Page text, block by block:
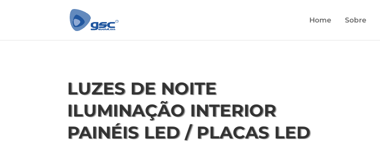
Home Sobre
LUZES DE NOITE
ILUMINAÇÃO INTERIOR
PAINÉIS LED / PLACAS LED